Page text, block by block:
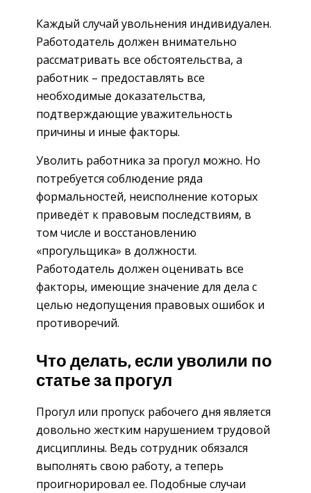
Каждый случай увольнения индивидуален.
Работодатель должен внимательно
рассматривать все обстоятельства, а
работник – предоставлять все
необходимые доказательства,
подтверждающие уважительность
причины и иные факторы.
Уволить работника за прогул можно. Но
потребуется соблюдение ряда
формальностей, неисполнение которых
приведёт к правовым последствиям, в
том числе и восстановлению
«прогульщика» в должности.
Работодатель должен оценивать все
факторы, имеющие значение для дела с
целью недопущения правовых ошибок и
противоречий.
Что делать, если уволили по
статье за прогул
Прогул или пропуск рабочего дня является
довольно жестким нарушением трудовой
дисциплины. Ведь сотрудник обязался
выполнять свою работу, а теперь
проигнорировал ее. Подобные случаи